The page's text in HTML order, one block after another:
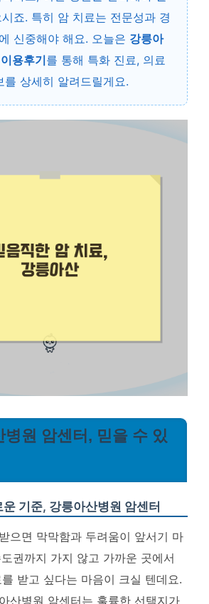
죠. 특히 암 치료는 전문성과 경
신중해야 해요. 오늘은 강릉아
용후기를 통해 특화 진료, 의료
를 상세히 알려드릴게요.
병원 암센터, 믿을 수 있
기준, 강릉아산병원 암센터
으면 막막함과 두려움이 앞서기 마
권까지 가지 않고 가까운 곳에서
받고 싶다는 마음이 크실 텐데요.
산병원 암센터는 훌륭한 선택지가